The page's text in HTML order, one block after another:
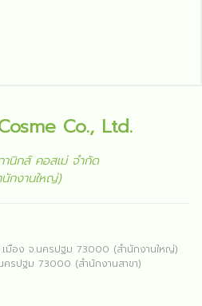
Co., Ltd.
นิกส์ คอสเม่ จำกัด
นักงานใหญ่)
อง จ.นครปฐม 73000 (สำนักงานใหญ่)
รปฐม 73000 (สำนักงานสาขา)